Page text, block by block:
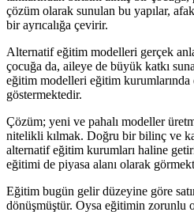
çözüm olarak sunulan bu yapılar,
bir ayrıcalığa çevirir.
Alternatif eğitim modelleri gerçek
çocuğa da, aileye de büyük katkı
eğitim modelleri eğitim
göstermektedir.
Çözüm; yeni ve pahalı modeller
nitelikli kılmak. Doğru bir bilinç ve
alternatif eğitim kurumları haline
eğitimi de piyasa alanı olarak
Eğitim bugün gelir düzeyine göre
dönüşmüştür. Oysa eğitimin zorunlu